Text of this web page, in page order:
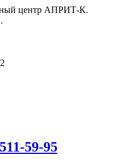
центр АПРИТ-К.
59-95